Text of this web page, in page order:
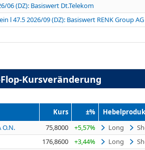
06 (DZ): Basiswert Dt.Telekom
l 47.5 2026/09 (DZ): Basiswert RENK Group AG
Kursveränderung
Kurs ±%
O.N.
75,8000 +5,57% Long
176,8600 +3,44% Long